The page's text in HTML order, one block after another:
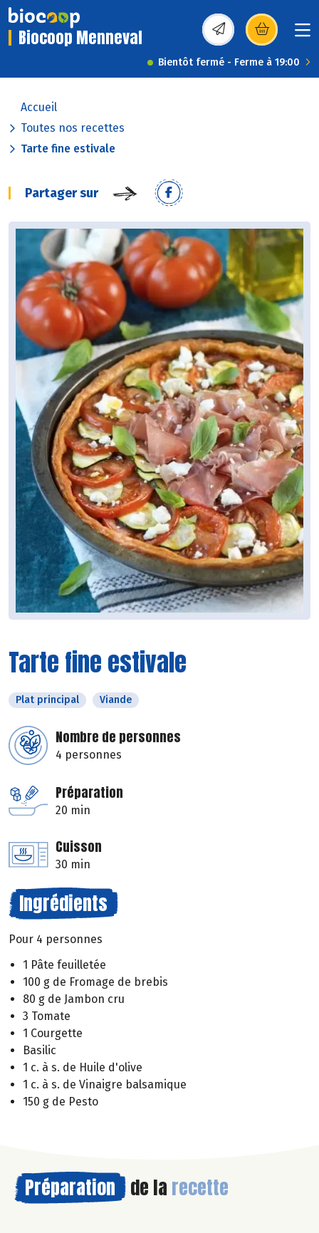
Biocoop Menneval (s’ouvre dans une
Bientôt fermé - Ferme à 19:00
Accueil
Toutes nos recettes
Tarte fine estivale
Partager sur
Tarte fine estivale
Plat principal Viande
Nombre de personnes
4 personnes
Préparation
20 min
Cuisson
30 min
Ingrédients
Pour 4 personnes
1 Pâte feuilletée
100 g de Fromage de brebis
80 g de Jambon cru
3 Tomate
1 Courgette
Basilic
1 c. à s. de Huile d'olive
1 c. à s. de Vinaigre balsamique
150 g de Pesto
Préparation de la recette